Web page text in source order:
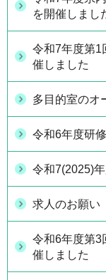
を開催しまし
令和7年度第1
催しました
多目的室のオ
令和6年度研
令和7(2025)
求人のお願い
令和6年度第3
催しました